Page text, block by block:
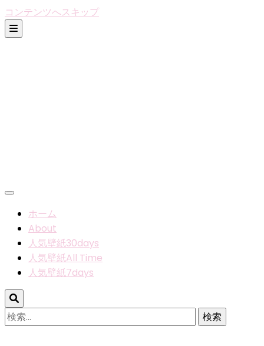
コンテンツへスキップ
ホーム
About
人気壁紙30days
人気壁紙All Time
人気壁紙7days
検
索: